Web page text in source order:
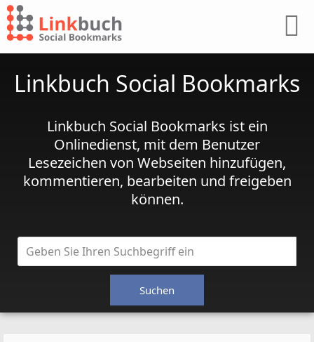
Linkbuch Social Bookmarks
Linkbuch Social Bookmarks ist ein
Onlinedienst, mit dem Benutzer
Lesezeichen von Webseiten hinzufügen,
kommentieren, bearbeiten und freigeben
können.